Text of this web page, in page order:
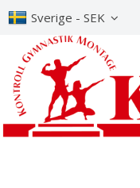
Sverige - SEK